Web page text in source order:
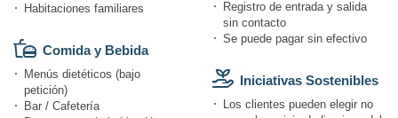
Habitaciones familiares
Comida y Bebida
Menús dietéticos (bajo
petición)
Bar / Cafetería
Registro de entrada y salida
sin contacto
Se puede pagar sin efectivo
Iniciativas Sostenibles
Los clientes pueden elegir no